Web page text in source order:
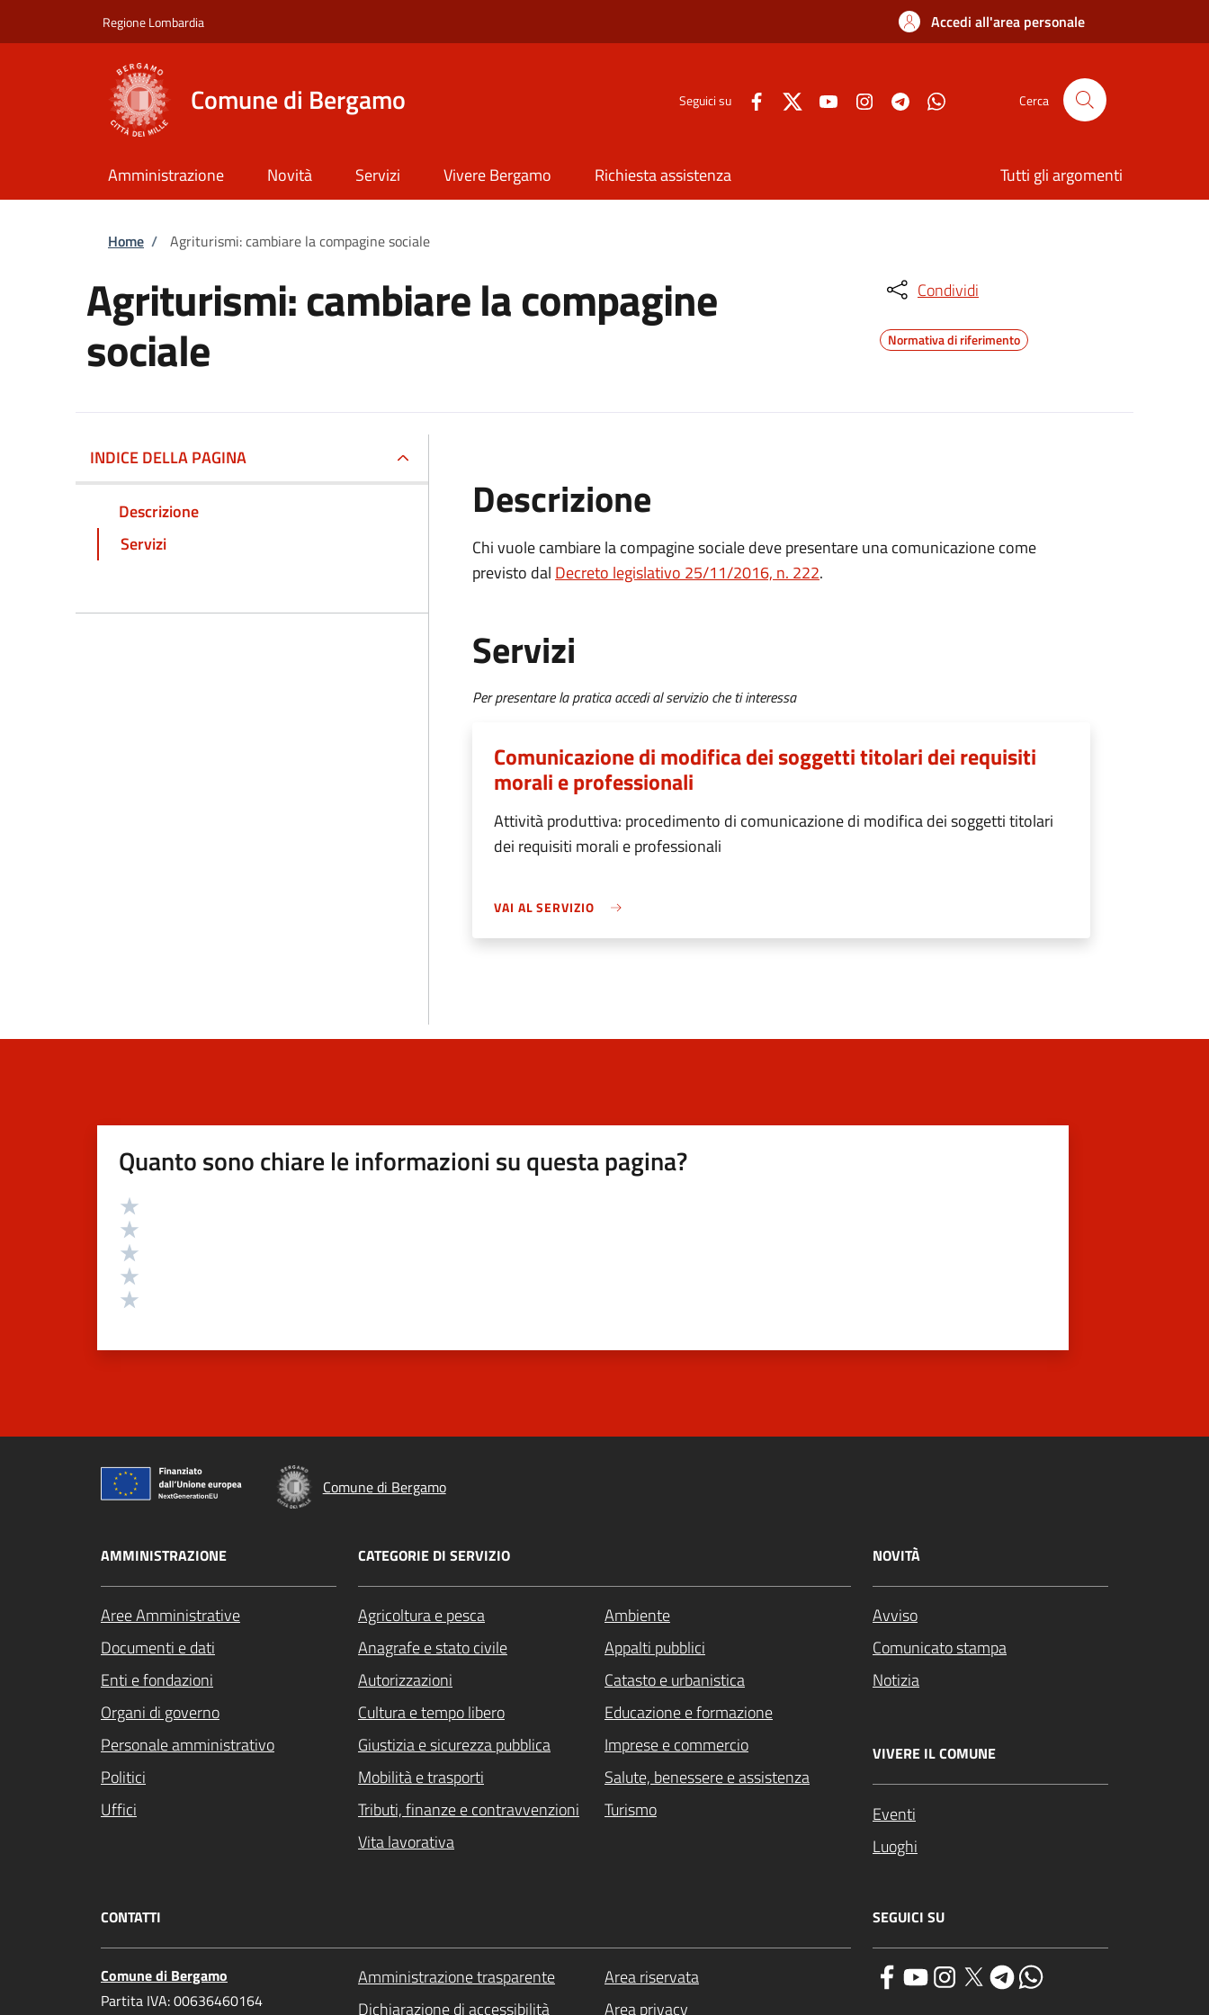
Regione Lombardia Accedi all'area personale
Comune di Bergamo Seguici su Cerca
Amministrazione Novità Servizi Vivere Bergamo Richiesta assistenza Tutti gli argomenti
Briciole di pane
Home / Agriturismi: cambiare la compagine sociale
Agriturismi: cambiare la compagine
sociale
Condividi
Normativa di riferimento
INDICE DELLA PAGINA
Descrizione
Servizi
Descrizione
Chi vuole cambiare la compagine sociale deve presentare una comunicazionecome
previsto dal Decreto legislativo 25/11/2016, n. 222.
Servizi
Per presentare la pratica accedi al servizio che ti interessa
Comunicazione di modifica dei soggetti titolari dei requisiti
morali e professionali
Attività produttiva: procedimento di comunicazione di modifica dei soggetti titolari
dei requisiti morali e professionali
VAI AL SERVIZIO
Quanto sono chiare le informazioni su questa pagina?
Valutazione
Comune di Bergamo
AMMINISTRAZIONE
Aree Amministrative
Documenti e dati
Enti e fondazioni
Organi di governo
Personale amministrativo
Politici
Uffici
CATEGORIE DI SERVIZIO
Agricoltura e pesca
Ambiente
Anagrafe e stato civile
Appalti pubblici
Autorizzazioni
Catasto e urbanistica
Cultura e tempo libero
Educazione e formazione
Giustizia e sicurezza pubblica
Imprese e commercio
Mobilità e trasporti
Salute, benessere e assistenza
Tributi, finanze e contravvenzioni
Turismo
Vita lavorativa
NOVITÀ
Avviso
Comunicato stampa
Notizia
VIVERE IL COMUNE
Eventi
Luoghi
CONTATTI
Comune di Bergamo
Partita IVA: 00636460164
Amministrazione trasparente
Area riservata
Dichiarazione di accessibilità
Area privacy
SEGUICI SU